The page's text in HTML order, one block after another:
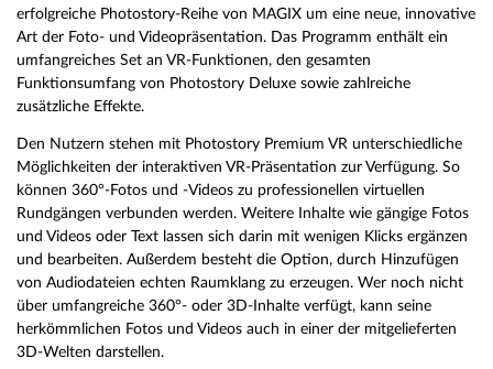
erfolgreiche Photostory-Reihe von MAGIX um eine neue, innovative
Art der Foto- und Videopräsentation. Das Programm enthält ein
umfangreiches Set an VR-Funktionen, den gesamten
Funktionsumfang von Photostory Deluxe sowie zahlreiche
zusätzliche Effekte.
Den Nutzern stehen mit Photostory Premium VR unterschiedliche
Möglichkeiten der interaktiven VR-Präsentation zur Verfügung. So
können 360°-Fotos und -Videos zu professionellen virtuellen
Rundgängen verbunden werden. Weitere Inhalte wie gängige Fotos
und Videos oder Text lassen sich darin mit wenigen Klicks ergänzen
und bearbeiten. Außerdem besteht die Option, durch Hinzufügen
von Audiodateien echten Raumklang zu erzeugen. Wer noch nicht
über umfangreiche 360°- oder 3D-Inhalte verfügt, kann seine
herkömmlichen Fotos und Videos auch in einer der mitgelieferten
3D-Welten darstellen.